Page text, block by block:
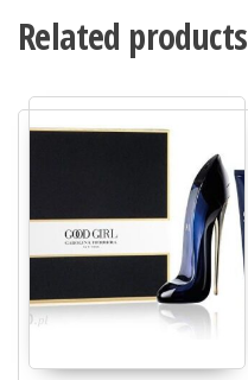
Related products